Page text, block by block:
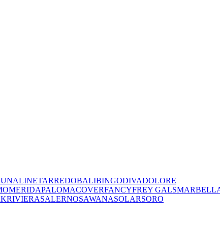
LINETARREDOBALIBINGODIVADOLORE
MERIDAPALOMACOVERFANCYFREY GALS
RIVIERASALERNOSAWANASOLARSORO